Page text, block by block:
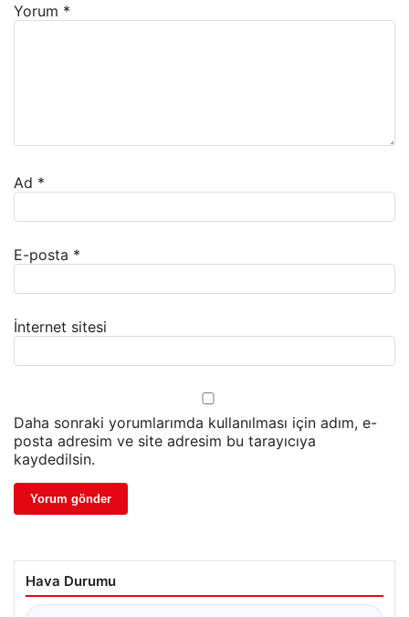
Yorum *
Ad *
E-posta *
İnternet sitesi
Daha sonraki yorumlarımda kullanılması için adım, e-
posta adresim ve site adresim bu tarayıcıya
kaydedilsin.
Hava Durumu